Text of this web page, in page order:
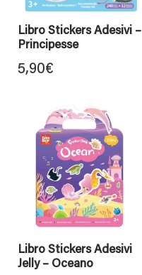
Libro Stickers Adesivi –
Principesse
5,90€
Libro Stickers Adesivi
Jelly – Oceano